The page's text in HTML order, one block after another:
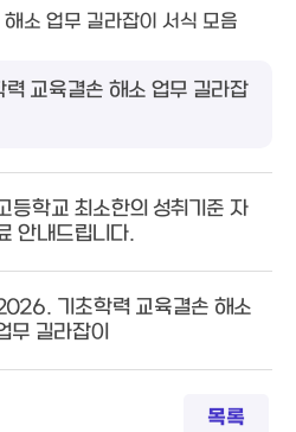
소 업무 길라잡이 서식 모음
교육결손 해소 업무 길라잡
등학교 최소한의 성취기준 자
안내드립니다.
기초학력 교육결손 해소
무 길라잡이
목록